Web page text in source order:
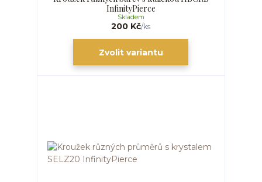
InfinityPierce
200 Kč/ks
Skladem
Zvolit variantu